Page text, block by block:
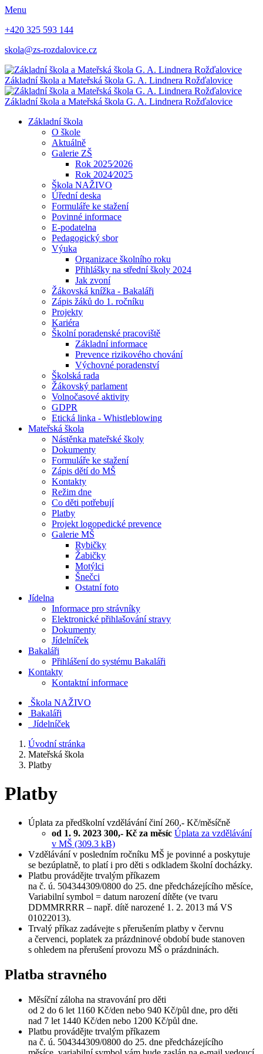
Menu
+420 325 593 144
skola@zs-rozdalovice.cz
Základní škola a Mateřská škola G. A. Lindnera Rožďalovice
Základní škola a Mateřská škola G. A. Lindnera Rožďalovice
Základní škola
O škole
Aktuálně
Galerie ZŠ
Rok 2025⁄2026
Rok 2024⁄2025
Škola NAŽIVO
Úřední deska
Formuláře ke stažení
Povinné informace
E-podatelna
Pedagogický sbor
Výuka
Organizace školního roku
Přihlášky na střední školy 2024
Jak zvoní
Žákovská knížka - Bakaláři
Zápis žáků do 1. ročníku
Projekty
Kariéra
Školní poradenské pracoviště
Základní informace
Prevence rizikového chování
Výchovné poradenství
Školská rada
Žákovský parlament
Volnočasové aktivity
GDPR
Etická linka - Whistleblowing
Mateřská škola
Nástěnka mateřské školy
Dokumenty
Formuláře ke stažení
Zápis dětí do MŠ
Kontakty
Režim dne
Co děti potřebují
Platby
Projekt logopedické prevence
Galerie MŠ
Rybičky
Žabičky
Motýlci
Šnečci
Ostatní foto
Jídelna
Informace pro strávníky
Elektronické přihlašování stravy
Dokumenty
Jídelníček
Bakaláři
Přihlášení do systému Bakaláři
Kontakty
Kontaktní informace
Škola NAŽIVO
Bakaláři
Jídelníček
Úvodní stránka
Mateřská škola
Platby
Platby
Úplata za předškolní vzdělávání činí 260,- Kč/měsíčně
od 1. 9. 2023 300,- Kč za měsíc Úplata za vzdělávání
v MŠ (309.3 kB)
Vzdělávání v posledním ročníku MŠ je povinné a poskytuje
se bezúplatně, to platí i pro děti s odkladem školní docházky.
Platbu provádějte trvalým příkazem
na č. ú. 504344309/0800 do 25. dne předcházejícího měsíce,
Variabilní symbol = datum narození dítěte (ve tvaru
DDMMRRRR – např. dítě narozené 1. 2. 2013 má VS
01022013).
Trvalý příkaz zadávejte s přerušením platby v červnu
a červenci, poplatek za prázdninové období bude stanoven
s ohledem na přerušení provozu MŠ o prázdninách.
Platba stravného
Měsíční záloha na stravování pro děti
od 2 do 6 let 1160 Kč/den nebo 940 Kč/půl dne, pro děti
nad 7 let 1440 Kč/den nebo 1200 Kč/půl dne.
Platbu provádějte trvalým příkazem
na č. ú. 504344309/0800 do 25. dne předcházejícího